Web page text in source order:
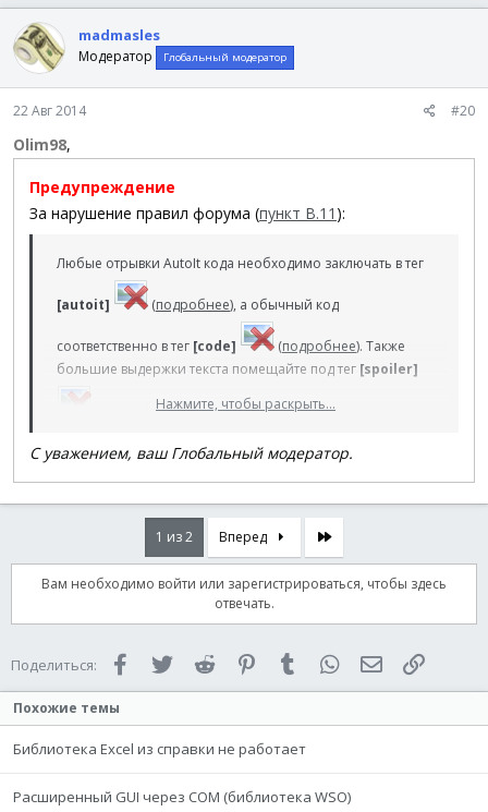
madmasles
Модератор Глобальный модератор
22 Авг 2014 #20
Olim98,
Предупреждение
За нарушение правил форума (пункт В.11 ):
Любые отрывки AutoIt кода необходимо заключать в тег
[autoit] (подробнее), а обычный код
соответственно в тег [code] (подробнее). Также
большие выдержки текста помещайте под тег [spoiler]
подробнее), там где это поддерживается
короткое и эргономичное сообщение привлекает
больше внимания, и шансы на получение конкретного
ответа увеличиваются.
Нажмите, чтобы раскрыть...
С уважением, ваш Глобальный модератор.
1 из 2 Вперед Последняя
Вам необходимо войти или зарегистрироваться, чтобы здесь
отвечать.
Поделиться: FacebookTwitter Reddit PinterestTumblr WhatsAppЭлектронная
Похожие темы
Библиотека Excel из справки не работает
Расширенный GUI через COM (библиотека WSO)